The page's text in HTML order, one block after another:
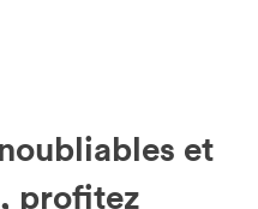
et
profitez